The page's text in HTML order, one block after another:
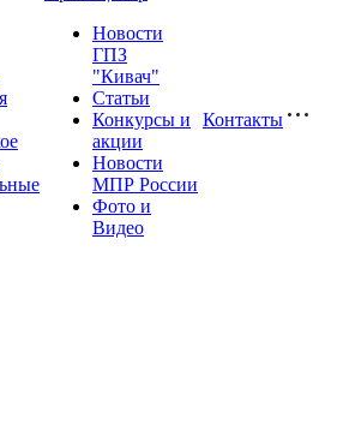
Новости
ГПЗ
"Кивач"
Статьи
Конкурсы и
акции
Новости
МПР России
Фото и
Видео
Контакты